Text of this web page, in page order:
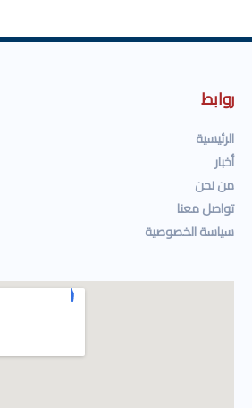
روابط
الرئيسية
أخبار
من نحن
تواصل معنا
سياسة الخصوصية